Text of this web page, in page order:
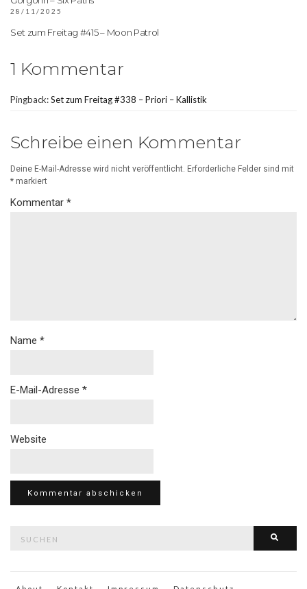
28/11/2025
Set zum Freitag #415 – Moon Patrol
1 Kommentar
Pingback:Set zum Freitag #338 – Priori – Kallistik
Schreibe einen Kommentar
Deine E-Mail-Adresse wird nicht veröffentlicht. Erforderliche Felder sind mit
* markiert
Kommentar *
Name *
E-Mail-Adresse *
Website
nach: